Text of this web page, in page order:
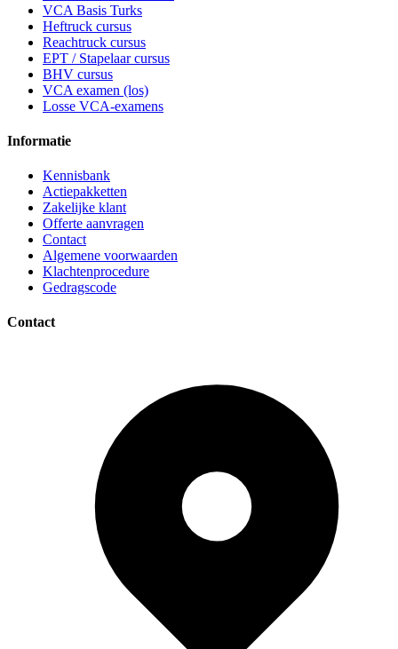
VCA Basis Turks
Heftruck cursus
Reachtruck cursus
EPT / Stapelaar cursus
BHV cursus
VCA examen (los)
Losse VCA-examens
Informatie
Kennisbank
Actiepakketten
Zakelijke klant
Offerte aanvragen
Contact
Algemene voorwaarden
Klachtenprocedure
Gedragscode
Contact